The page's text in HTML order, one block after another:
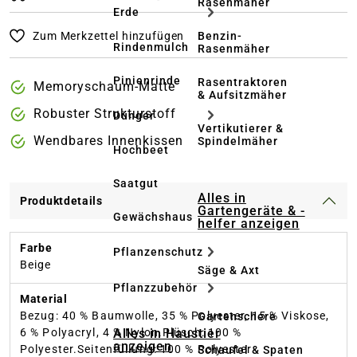
Erde
Rindenmulch
Pinienrinde
Dünger
Hochbeet
Saatgut
Gewächshaus
Pflanzenschutz
Pflanzzubehör
Alles in Haustier
anzeigen
Benzin-
Rasenmäher
Rasentraktoren
& Aufsitzmäher
Vertikutierer &
Spindelmäher
Alles in
Gartengeräte & -
helfer anzeigen
Säge & Axt
Gartenschere
Schaufel & Spaten
Zum Merkzettel hinzufügen
Memoryschaum-Matte
Robuster Strukturstoff
Wendbares Innenkissen
Produktdetails
Farbe
Beige
Material
Bezug: 40 % Baumwolle, 35 % Polyester, 15 % Viskose,
6 % Polyacryl, 4 % Nylon.Plüsch: 100 %
Polyester.Seitenfüllung: 100 % Polyester